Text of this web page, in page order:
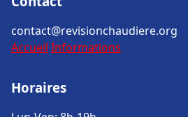
contact@revisionchaudiere.org
Accueil Informations
Horaires